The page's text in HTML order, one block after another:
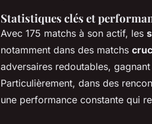
Statistiques clés et
Avec 175 matchs à son actif, les
notamment dans des matchs
adversaires redoutables,
Particulièrement, dans des
une performance constante qui